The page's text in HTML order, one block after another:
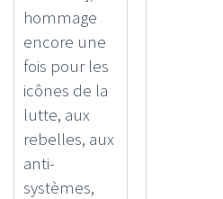
hommage
encore une
fois pour les
icônes de la
lutte, aux
rebelles, aux
anti-
systèmes,